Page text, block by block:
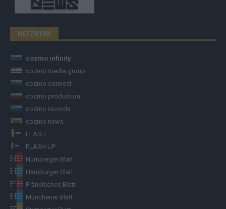
NETZWERK
cozmo infinity
cozmo media group
cozmo connect
cozmo production
cozmo records
cozmo news
FLASH
FLASH UP
Nürnberger Blatt
Hamburger Blatt
Fränkisches Blatt
Münchener Blatt